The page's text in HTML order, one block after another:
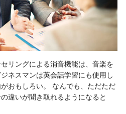
リングによる消音機能は、音楽を
ネスマンは英会話学習にも使用し
おもしろい。 なんでも、ただただ
違いが聞き取れるようになると